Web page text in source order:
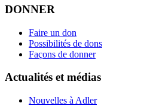
DONNER
Faire un don
Possibilités de dons
Façons de donner
Actualités et médias
Nouvelles à Adler